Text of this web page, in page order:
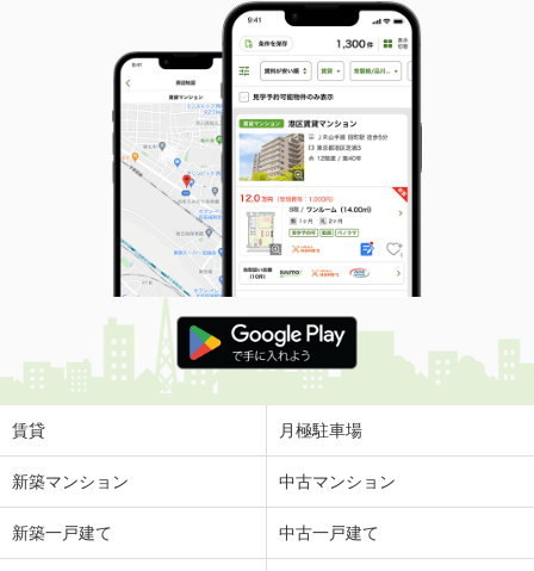
賃貸 月極駐車場
新築マンション 中古マンション
新築一戸建て 中古一戸建て